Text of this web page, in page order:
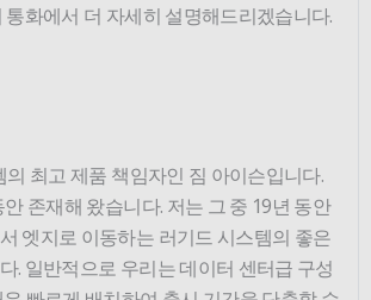
통화에서 더 자세히 설명해드리겠습니다.
의 최고 제품 책임자인 짐 아이슨입니다.
존재해 왔습니다. 저는 그 중 19년 동안
엣지로 이동하는 러기드 시스템의 좋은
. 일반적으로 우리는 데이터 센터급 구성